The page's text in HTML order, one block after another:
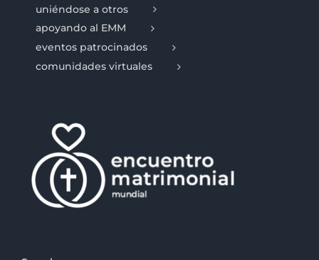
uniéndose a otros
apoyando al EMM
eventos patrocinados
comunidades virtuales